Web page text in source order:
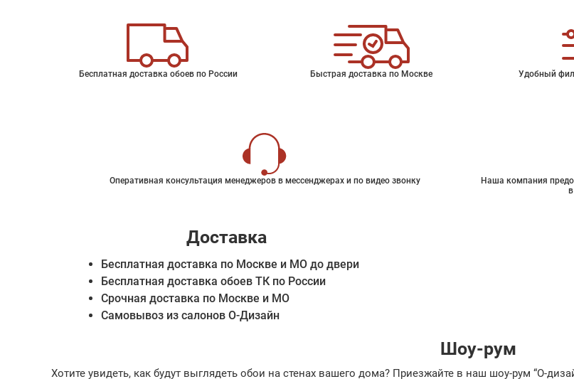
Бесплатная доставка обоев по России Быстрая доставка по Москве Удобный
Оперативная консультация менеджеров в мессенджерах и по видео звонку
Наша компания
Доставка
Бесплатная доставка по Москве и МО до двери
Бесплатная доставка обоев ТК по России
Срочная доставка по Москве и МО
Самовывоз из салонов О-Дизайн
Шоу-рум
Хотите увидеть, как будут выглядеть обои на стенах вашего дома? Приезжайте в наш шоу-рум “О-